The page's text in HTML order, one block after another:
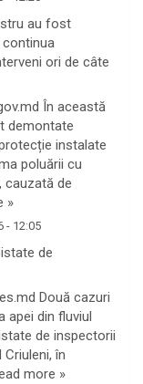
au fost
ori de câte
În această
demontate
instalate
poluării cu
cauzată de
»
- 12:05
de
Două cazuri
apei din fluviul
de inspectorii
în
more »